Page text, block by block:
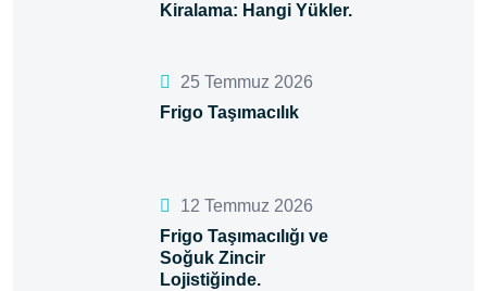
Kiralama: Hangi Yükler.
25 Temmuz 2026
Frigo Taşımacılık
12 Temmuz 2026
Frigo Taşımacılığı ve
Soğuk Zincir
Lojistiğinde.